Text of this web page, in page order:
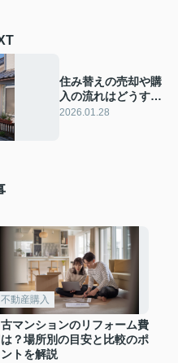
住み替えの売却や購
入の流れはどうす
る？進め方の違いと
2026.01.28
不動産購入
マンションのリフォーム費
？場所別の目安と比較のポ
トを解説